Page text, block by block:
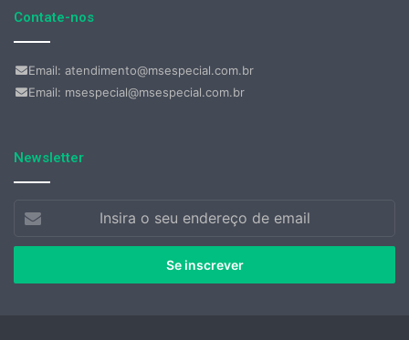
Contate-nos
Email: atendimento@msespecial.com.br
Email: msespecial@msespecial.com.br
Newsletter
seu
de